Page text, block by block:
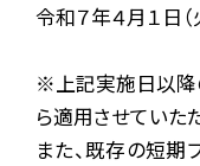
令和７年４月１日（
※上記実施日以降
ら適用させていた
また、既存の短期